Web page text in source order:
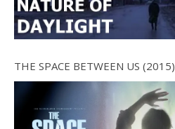
THE SPACE BETWEEN US (2015)